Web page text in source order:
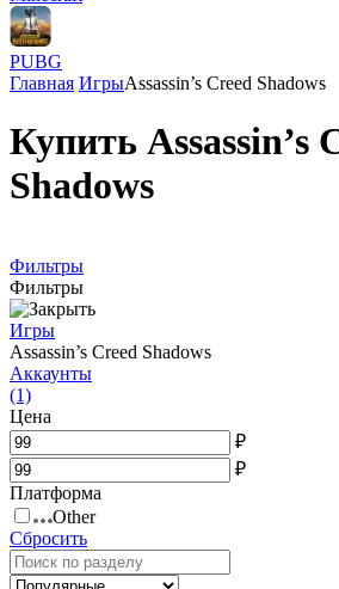
PUBG
Главная ИгрыAssassin’s Creed Shadows
Купить Assassin’s
Shadows
Фильтры
Фильтры
Игры
Assassin’s Creed Shadows
Аккаунты
(1)
Цена
₽
₽
Платформа
Other
Сбросить